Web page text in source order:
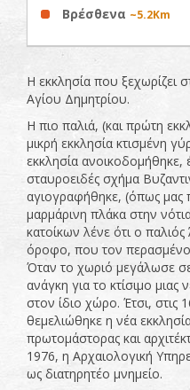
Βρέσθενα ~5.2Km
Η εκκλησία που ξεχωρίζει
Αγίου Δημητρίου.
Η πιο παλιά, (και πρώτη
μικρή εκκλησία κτισμένη
εκκλησία ανοικοδομήθηκε,
σταυροειδές σχήμα
αγιογραφήθηκε, (όπως μας
μαρμάρινη πλάκα στην
κατοίκων λένε ότι ο παλιός
όροφο, που τον περασμένο
Όταν το χωριό μεγάλωσε
ανάγκη για το κτίσιμο μιας
στον ίδιο χώρο. Έτσι, στις
θεμελιώθηκε η νέα
πρωτομάστορας και
1976, η Αρχαιολογική
ως διατηρητέο μνημείο.